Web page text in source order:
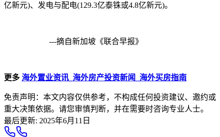
亿新元)、发电与配电(129.3亿泰铢或4.8亿新元)。
---摘自新加坡《联合早报》
更多 海外置业资讯_海外房产投资新闻_海外买房指南
免责声明：本文内容仅供参考，不构成任何投资建议、邀约或
重大决策依据。请您审慎判断，并在需要时咨询专业人士。
最后更新: 2025年6月11日